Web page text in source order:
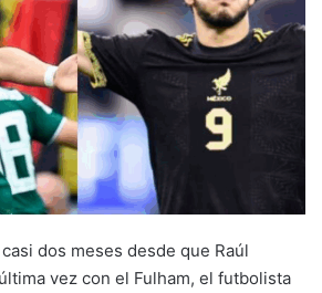
dos meses desde que Raúl
vez con el Fulham, el futbolista